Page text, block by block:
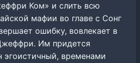
Ком» и слить всю
мафии во главе с Сонг
ошибку, вовлекает в
Им придется
эгоистичный, временами